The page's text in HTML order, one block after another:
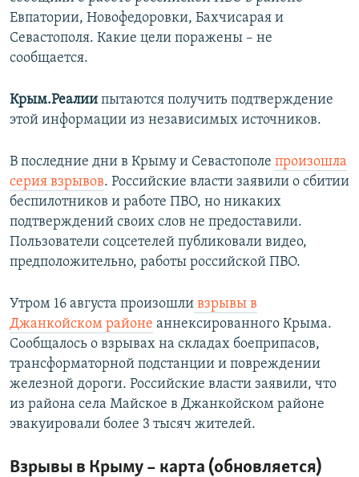
Евпатории, Новофедоровки, Бахчисарая и
Севастополя. Какие цели поражены – не
сообщается.
Крым.Реалии пытаются получить подтверждение
этой информации из независимых источников.
В последние дни в Крыму и Севастополе произошла
серия взрывов. Российские власти заявили о сбитии
беспилотников и работе ПВО, но никаких
подтверждений своих слов не предоставили.
Пользователи соцсетелей публиковали видео,
предположительно, работы российской ПВО.
Утром 16 августа произошли взрывы в
Джанкойском районе аннексированного Крыма.
Сообщалось о взрывах на складах боеприпасов,
трансформаторной подстанции и повреждении
железной дороги. Российские власти заявили, что
из района села Майское в Джанкойском районе
эвакуировали более 3 тысяч жителей.